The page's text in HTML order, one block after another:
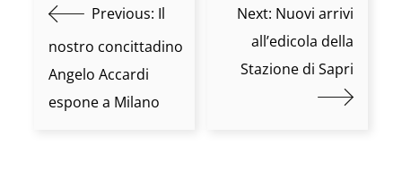
Previous: Il
nostro concittadino
Angelo Accardi
espone a Milano
Next: Nuovi arrivi
all’edicola della
Stazione di Sapri